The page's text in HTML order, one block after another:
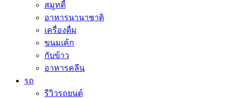
สมูทตี้
อาหารนานาชาติ
เครื่องดื่ม
ขนมเค้ก
กับข้าว
อาหารคลีน
รถ
รีวิวรถยนต์